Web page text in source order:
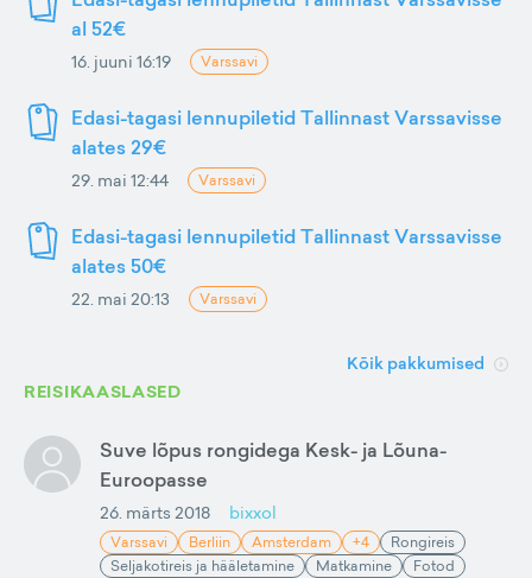
al 52€
16. juuni 16:19 Varssavi
Edasi-tagasi lennupiletid Tallinnast Varssavisse
alates 29€
29. mai 12:44 Varssavi
Edasi-tagasi lennupiletid Tallinnast Varssavisse
alates 50€
22. mai 20:13 Varssavi
Kõik pakkumised
REISIKAASLASED
Suve lõpus rongidega Kesk- ja Lõuna-
Euroopasse
26. märts 2018 bixxol
Varssavi Berliin Amsterdam +4
Rongireis
Seljakotireis ja hääletamine
Matkamine
Fotod